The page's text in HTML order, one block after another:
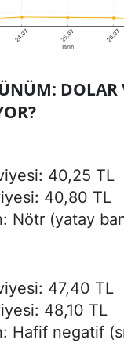
DOLAR
40,25 TL
40,80 TL
Nötr (yatay
47,40 TL
48,10 TL
Hafif negatif